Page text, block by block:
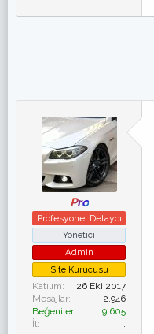
Pro
Profesyonel Detaycı
Yönetici
Admin
Site Kurucusu
Katılım
26 Eki 2017
Mesajlar
2,946
Beğeniler
9,605
İl
.